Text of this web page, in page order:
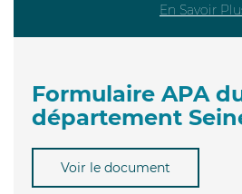
En Savoir
Formulaire APA
département
Voir le document